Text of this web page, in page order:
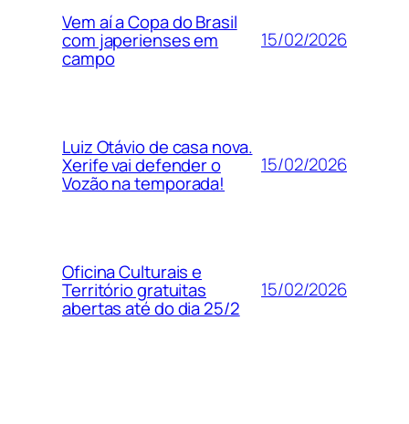
Vem aí a Copa do Brasil
com japerienses em
campo
15/02/2026
Luiz Otávio de casa nova.
Xerife vai defender o
Vozão na temporada!
15/02/2026
Oficina Culturais e
Território gratuitas
abertas até do dia 25/2
15/02/2026